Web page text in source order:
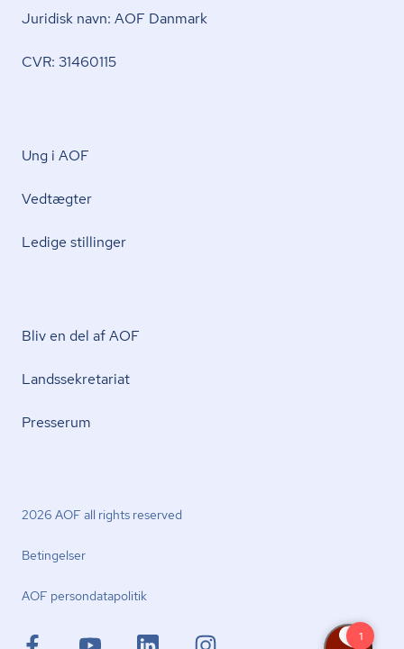
Juridisk navn: AOF Danmark
CVR: 31460115
Ung i AOF
Vedtægter
Ledige stillinger
Bliv en del af AOF
Lands­se­kre­ta­ri­at
Presserum
2026 AOF all rights reserved
Betingelser
AOF per­son­da­ta­po­li­tik